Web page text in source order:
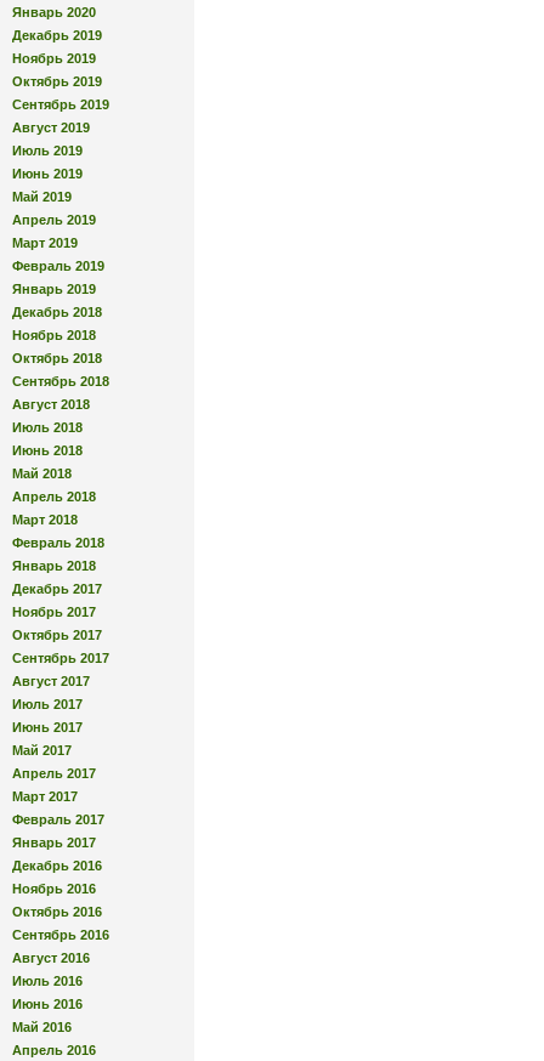
Январь 2020
Декабрь 2019
Ноябрь 2019
Октябрь 2019
Сентябрь 2019
Август 2019
Июль 2019
Июнь 2019
Май 2019
Апрель 2019
Март 2019
Февраль 2019
Январь 2019
Декабрь 2018
Ноябрь 2018
Октябрь 2018
Сентябрь 2018
Август 2018
Июль 2018
Июнь 2018
Май 2018
Апрель 2018
Март 2018
Февраль 2018
Январь 2018
Декабрь 2017
Ноябрь 2017
Октябрь 2017
Сентябрь 2017
Август 2017
Июль 2017
Июнь 2017
Май 2017
Апрель 2017
Март 2017
Февраль 2017
Январь 2017
Декабрь 2016
Ноябрь 2016
Октябрь 2016
Сентябрь 2016
Август 2016
Июль 2016
Июнь 2016
Май 2016
Апрель 2016